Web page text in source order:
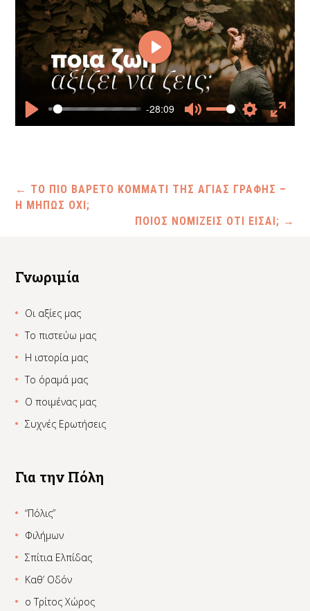
Play
-28:09
Mute
SettingsEnter
Play
← ΤΟ ΠΙΟ ΒΑΡΕΤΟ ΚΟΜΜΑΤΙ ΤΗΣ ΑΓΙΑΣ ΓΡΑΦΗΣ –
Η ΜΗΠΩΣ ΟΧΙ;
ΠΟΙΟΣ ΝΟΜΙΖΕΙΣ ΟΤΙ ΕΙΣΑΙ; →
Γνωριμία
Οι αξίες μας
Το πιστεύω μας
Η ιστορία μας
Το όραμά μας
Ο ποιμένας μας
Συχνές Ερωτήσεις
Για την Πόλη
“Πόλις”
Φιλήμων
Σπίτια Ελπίδας
Καθ’ Οδόν
ο Τρίτος Χώρος